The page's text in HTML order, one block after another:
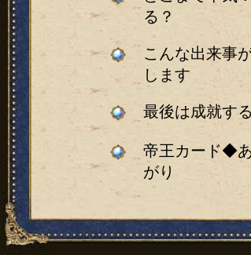
る？
こんな出来事
します
最後は成就す
帝王カード◆
がり